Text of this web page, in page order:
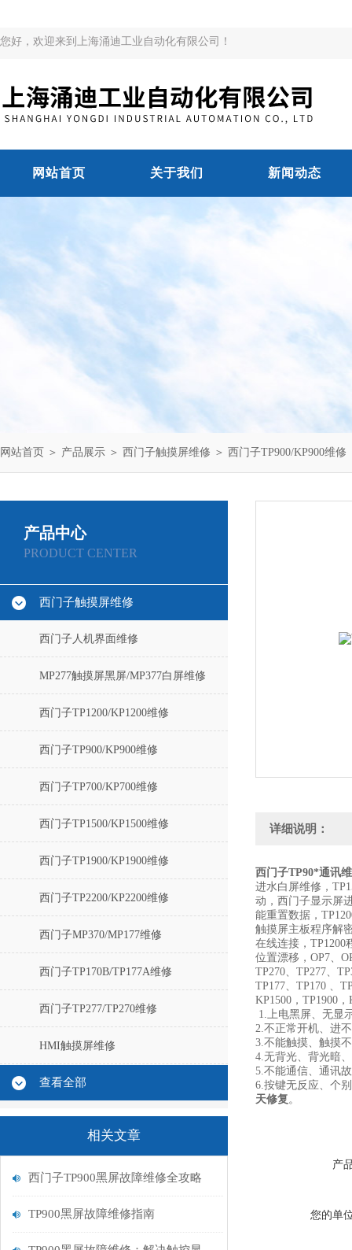
您好，欢迎来到上海涌迪工业自动化有限公司！
网站首页 关于我们 新闻动态
网站首页 ＞ 产品展示 ＞ 西门子触摸屏维修 ＞ 西门子TP900/KP900维修
产品中心
PRODUCT CENTER
西门子触摸屏维修
西门子人机界面维修
MP277触摸屏黑屏/MP377白屏维修
西门子TP1200/KP1200维修
西门子TP900/KP900维修
西门子TP700/KP700维修
西门子TP1500/KP1500维修
西门子TP1900/KP1900维修
西门子TP2200/KP2200维修
西门子MP370/MP177维修
西门子TP170B/TP177A维修
西门子TP277/TP270维修
HMI触摸屏维修
查看全部
相关文章
西门子TP900黑屏故障维修全攻略
TP900黑屏故障维修指南
详细说明：
西门子TP90*通讯
进水白屏维修，
动，西门子显示屏
能重置数据，
触摸屏主板程序解
在线连接，TP1200
位置漂移，OP7、
TP270、TP277、
TP177、TP170 、
KP1500，TP1900
1.上电黑屏、无显
2.不正常开机、进
3.不能触摸、触摸
4.无背光、背光暗
5.不能通信、通讯
6.按键无反应、个
天修复。
产
您的单